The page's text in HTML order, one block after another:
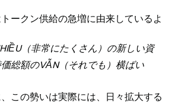
ークン供給の急増に由来しているよ
（非常にたくさん）の新しい資
総額のVẪN（それでも）横ばい
この勢いは実際には、日々拡大する